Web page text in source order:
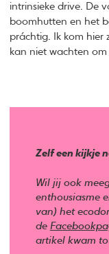
intrinsieke drive. De
boomhutten en het
práchtig. Ik kom hier
kan niet wachten
Zelf een kijkje
Wil jij ook
enthousiasme
van) het
de
artikel kwam